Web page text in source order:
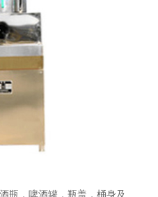
瓶，啤酒罐，瓶盖，桶身及